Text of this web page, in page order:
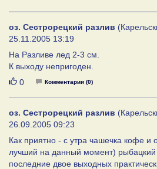
оз. Сестрорецкий разлив
25.11.2005 13:19
На Разливе лед 2-3 см.
К выходу непригоден.
Нравится
0 Комментарии (0)
оз. Сестрорецкий разлив
26.09.2005 09:23
Как приятно - с утра чашечка кофе и
лучший на данный момент) рыбацкий
последние двое выходных